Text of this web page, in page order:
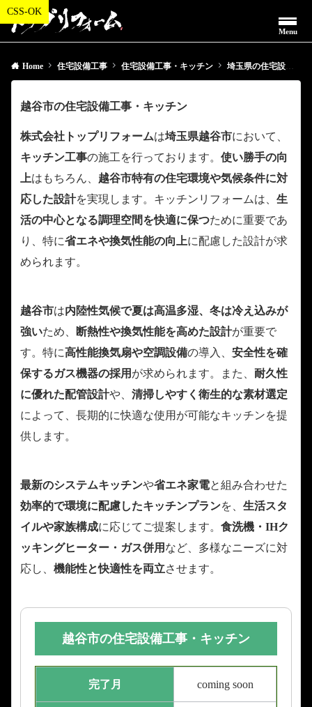
Menu
Home 住宅設備工事 住宅設備工事・キッチン 埼玉県の住宅設備工事・キッチン
越谷市の住宅設備工事・キッチン
株式会社トップリフォームは埼玉県越谷市において、
キッチン工事の施工を行っております。 使い勝手の向
上はもちろん、 越谷市特有の住宅環境や気候条件に対
応した設計を実現します。キッチンリフォームは、 生
活の中心となる調理空間を快適に保つために重要であ
り、特に省エネや換気性能の向上に配慮した設計が求
められます。
越谷市は内陸性気候で夏は高温多湿、冬は冷え込みが
強いため、 断熱性や換気性能を高めた設計が重要で
す。特に高性能換気扇や空調設備の導入、 安全性を確
保するガス機器の採用 が求められます。また、 耐久性
に優れた配管設計や、 清掃しやすく衛生的な素材選定
によって、長期的に快適な使用が可能なキッチンを提
供します。
最新のシステムキッチンや省エネ家電と組み合わせた
効率的で環境に配慮したキッチンプランを、 生活スタ
イルや家族構成に応じてご提案します。 食洗機・IHク
ッキングヒーター・ガス併用 など、多様なニーズに対
応し、 機能性と快適性を両立させます。
越谷市の住宅設備工事・キッチン
完了月 coming soon